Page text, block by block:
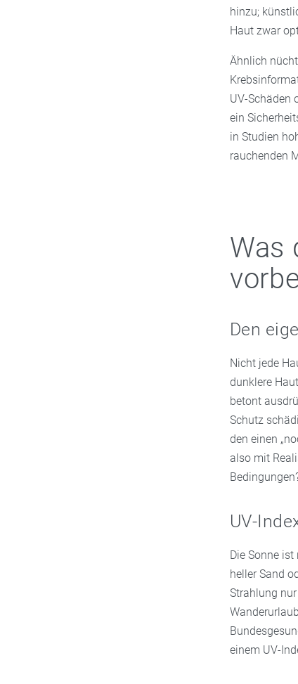
hinzu;
Haut zwar
Ähnlich
UV-Schäden
ein
in Studien
rauchenden
Was
Den
Nicht jede
dunklere
betont
Schutz
den einen
also mit
UV-
Die Sonne
heller Sand
Strahlung
einem UV-